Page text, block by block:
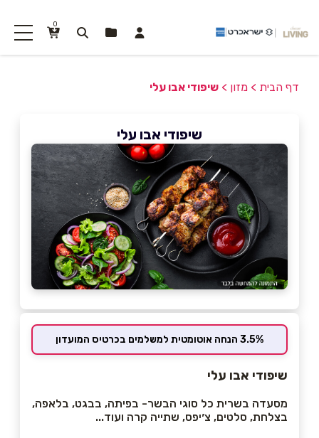
0
דף הבית > מזון > שיפודי אבו עלי
שיפודי אבו עלי
3.5% הנחה אוטומטית למשלמים בכרטיס המועדון
שיפודי אבו עלי
מסעדה בשרית כל סוגי הבשר- בפיתה, בבגט, בלאפה,
בצלחת, סלטים, צ׳יפס, שתייה קרה ועוד...